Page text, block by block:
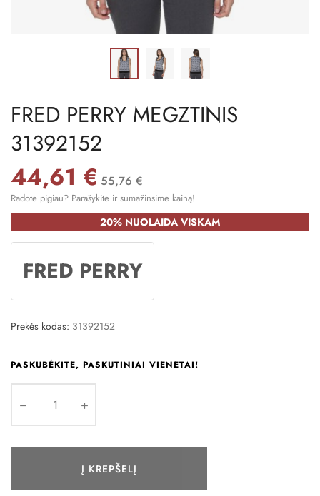
FRED PERRY MEGZTINIS
31392152
44,61 € 55,76 €
Radote pigiau? Parašykite ir sumažinsime kainą!
20% NUOLAIDA VISKAM
FRED PERRY
Prekės kodas: 31392152
PASKUBĖKITE, PASKUTINIAI VIENETAI!
Į KREPŠELĮ